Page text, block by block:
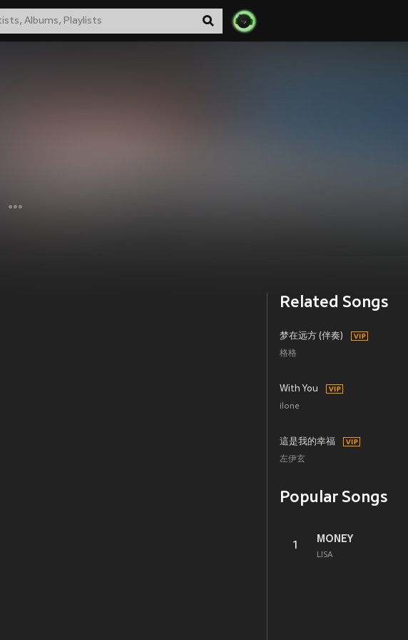
Related Songs
梦在远方 (伴奏)
格格
With You
ilone
這是我的幸福
左伊玄
Popular Songs
1
MONEY
LISA